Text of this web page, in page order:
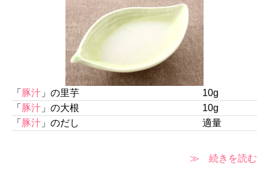
「 豚汁 」の里芋
10g
「 豚汁 」の大根
10g
「 豚汁 」のだし 適量
≫ 続きを読む